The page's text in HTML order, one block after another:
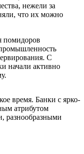
нежели за
что их можно
помидоров
С
начали активно
время. Банки с ярко-
атрибутом
разнообразными